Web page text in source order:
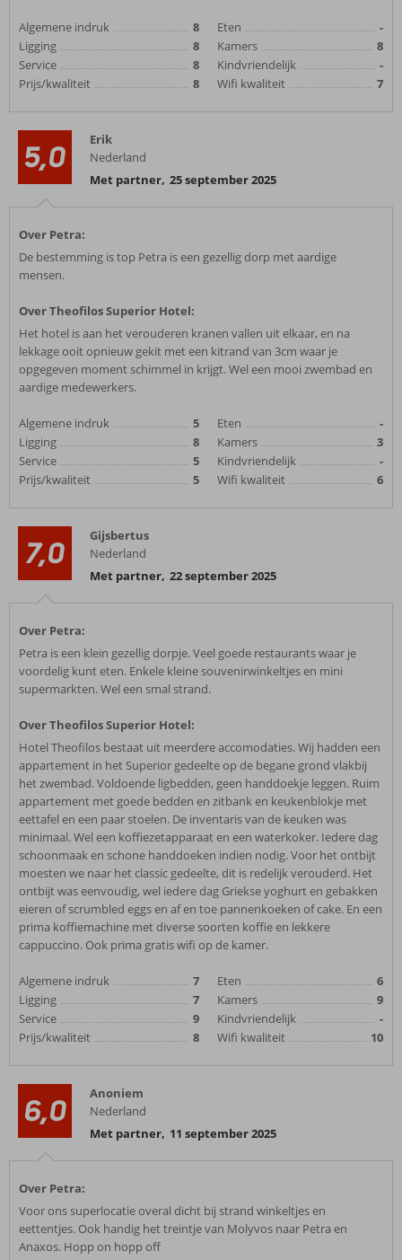
Algemene indruk
8
Ligging
8
Service
8
Prijs/kwaliteit
8
Eten
-
Kamers
8
Kindvriendelijk
-
Wifi kwaliteit
7
5,0
Erik
Nederland
Met partner, 25 september 2025
Over Petra:
De bestemming is top Petra is een gezellig dorp met aardige
mensen.
Over Theofilos Superior Hotel:
Het hotel is aan het verouderen kranen vallen uit elkaar, en na
lekkage ooit opnieuw gekit met een kitrand van 3cm waar je
opgegeven moment schimmel in krijgt. Wel een mooi zwembad en
aardige medewerkers.
Algemene indruk
5
Ligging
8
Service
5
Prijs/kwaliteit
5
Eten
-
Kamers
3
Kindvriendelijk
-
Wifi kwaliteit
6
7,0
Gijsbertus
Nederland
Met partner, 22 september 2025
Over Petra:
Petra is een klein gezellig dorpje. Veel goede restaurants waar je
voordelig kunt eten. Enkele kleine souvenirwinkeltjes en mini
supermarkten. Wel een smal strand.
Over Theofilos Superior Hotel:
Hotel Theofilos bestaat uit meerdere accomodaties. Wij hadden een
appartement in het Superior gedeelte op de begane grond vlakbij
het zwembad. Voldoende ligbedden, geen handdoekje leggen. Ruim
appartement met goede bedden en zitbank en keukenblokje met
eettafel en een paar stoelen. De inventaris van de keuken was
minimaal. Wel een koffiezetapparaat en een waterkoker. Iedere dag
schoonmaak en schone handdoeken indien nodig. Voor het ontbijt
moesten we naar het classic gedeelte, dit is redelijk verouderd. Het
ontbijt was eenvoudig, wel iedere dag Griekse yoghurt en gebakken
eieren of scrumbled eggs en af en toe pannenkoeken of cake. En een
prima koffiemachine met diverse soorten koffie en lekkere
cappuccino. Ook prima gratis wifi op de kamer.
Algemene indruk
7
Ligging
7
Service
9
Prijs/kwaliteit
8
Eten
6
Kamers
9
Kindvriendelijk
-
Wifi kwaliteit
10
6,0
Anoniem
Nederland
Met partner, 11 september 2025
Over Petra:
Voor ons superlocatie overal dicht bij strand winkeltjes en
eettentjes. Ook handig het treintje van Molyvos naar Petra en
Anaxos. Hopp on hopp off